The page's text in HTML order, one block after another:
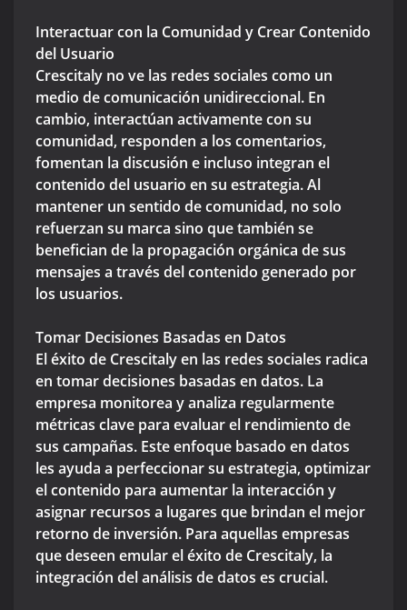
Interactuar con la Comunidad y Crear Contenido
del Usuario
Crescitaly no ve las redes sociales como un
medio de comunicación unidireccional. En
cambio, interactúan activamente con su
comunidad, responden a los comentarios,
fomentan la discusión e incluso integran el
contenido del usuario en su estrategia. Al
mantener un sentido de comunidad, no solo
refuerzan su marca sino que también se
benefician de la propagación orgánica de sus
mensajes a través del contenido generado por
los usuarios.
Tomar Decisiones Basadas en Datos
El éxito de Crescitaly en las redes sociales radica
en tomar decisiones basadas en datos. La
empresa monitorea y analiza regularmente
métricas clave para evaluar el rendimiento de
sus campañas. Este enfoque basado en datos
les ayuda a perfeccionar su estrategia, optimizar
el contenido para aumentar la interacción y
asignar recursos a lugares que brindan el mejor
retorno de inversión. Para aquellas empresas
que deseen emular el éxito de Crescitaly, la
integración del análisis de datos es crucial.